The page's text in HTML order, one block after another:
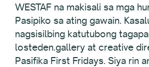
WESTAF na makisali sa mga
Pasipiko sa ating gawain.
nagsisilbing katutubong
losteden.gallery at creative
Pasifika First Fridays. Siya rin